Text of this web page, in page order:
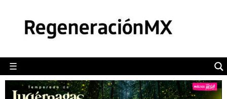
☰
POLÍTICA
CAMALEÓN
OPINIÓN